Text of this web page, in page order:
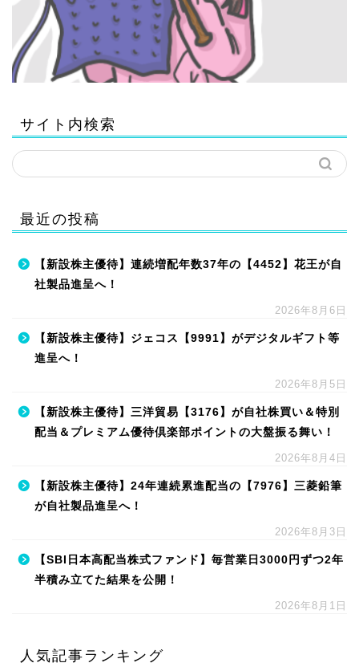
サイト内検索
最近の投稿
【新設株主優待】連続増配年数37年の【4452】花王が自
社製品進呈へ！
2026年8月6日
【新設株主優待】ジェコス【9991】がデジタルギフト等
進呈へ！
2026年8月5日
【新設株主優待】三洋貿易【3176】が自社株買い＆特別
配当＆プレミアム優待倶楽部ポイントの大盤振る舞い！
2026年8月4日
【新設株主優待】24年連続累進配当の【7976】三菱鉛筆
が自社製品進呈へ！
2026年8月3日
【SBI日本高配当株式ファンド】毎営業日3000円ずつ2年
半積み立てた結果を公開！
2026年8月1日
人気記事ランキング